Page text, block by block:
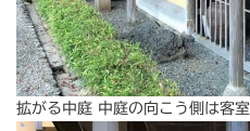
拡がる中庭 中庭の向こう側は客室